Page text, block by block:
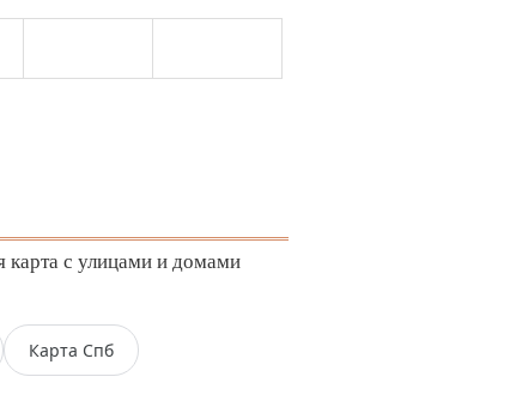
карта с улицами и домами
Карта Спб